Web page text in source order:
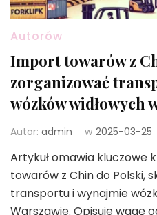
Autorów
Import towarów z
zorganizować
wózków widłowych
Autor: admin w 2025-03-25
Artykuł omawia kluczowe
towarów z Chin do Polski,
transportu i wynajmie
Warszawie. Opisuje wagę